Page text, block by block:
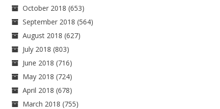
October 2018 (653)
September 2018 (564)
August 2018 (627)
July 2018 (803)
June 2018 (716)
May 2018 (724)
April 2018 (678)
March 2018 (755)